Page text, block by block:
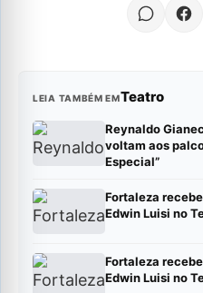
LEIA TAMBÉM EMTeatro
Reynaldo
voltam aos
Especial”
Fortaleza
Edwin Luisi no
Fortaleza
Edwin Luisi no